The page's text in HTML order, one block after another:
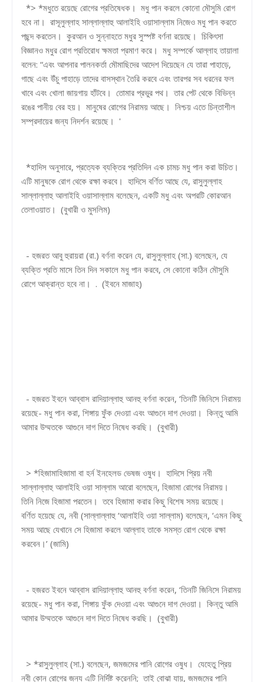
*> *মধুতে রয়েছে রোগের প্রতিষেধক। মধু পান করলে কোনো মৌসুমি রোগ
হবে না। রাসূলুল্লাহ সাল্লাল্লাহু আলাইহি ওয়াসাল্লাম নিজেও মধু পান করতে
পছন্দ করতেন। কুরআন ও সুন্নাহতে মধুর সুস্পষ্ট বর্ণনা রয়েছে। চিকিৎসা
বিজ্ঞানও মধুর রোগ প্রতিরোধ ক্ষমতা প্রমাণ করে। মধু সম্পর্কে আল্লাহ তায়ালা
বলেন: “এবং আপনার পালনকর্তা মৌমাছিদের আদেশ দিয়েছেন যে তারা পাহাড়ে,
গাছে এবং উঁচু পাহাড়ে তাদের বাসস্থান তৈরি করবে এবং তারপর সব ধরনের ফল
খাবে এবং খোলা জায়গায় হাঁটবে। তোমার প্রভুর পথ। তার পেট থেকে বিভিন্ন
রঙের পানীয় বের হয়। মানুষের রোগের নিরাময় আছে। নিশ্চয় এতে চিন্তাশীল
সম্প্রদায়ের জন্য নিদর্শন রয়েছে। '
*হাদিস অনুসারে, প্রত্যেক ব্যক্তির প্রতিদিন এক চামচ মধু পান করা উচিত।
এটি মানুষকে রোগ থেকে রক্ষা করবে। হাদিসে বর্ণিত আছে যে, রাসুলুল্লাহ
সাল্লাল্লাহু আলাইহি ওয়াসাল্লাম বলেছেন, একটি মধু এবং অপরটি কোরআন
তেলাওয়াত। (বুখারী ও মুসলিম)
- হজরত আবু হুরায়রা (রা.) বর্ণনা করেন যে, রাসুলুল্লাহ (সা.) বলেছেন, যে
ব্যক্তি প্রতি মাসে তিন দিন সকালে মধু পান করবে, সে কোনো কঠিন মৌসুমি
রোগে আক্রান্ত হবে না। . (ইবনে মাজাহ)
- হজরত ইবনে আব্বাস রাদিয়াল্লাহু আনহু বর্ণনা করেন, ‘তিনটি জিনিসে নিরাময়
রয়েছে- মধু পান করা, শিঙ্গায় ফুঁক দেওয়া এবং আগুনে দাগ দেওয়া। কিন্তু আমি
আমার উম্মতকে আগুনে দাগ দিতে নিষেধ করছি। (বুখারী)
> *হিজামাহিজামা বা হর্ন ইনহেলড ভেষজ ওষুধ। হাদিসে প্রিয় নবী
সাল্লাল্লাহু আলাইহি ওয়া সাল্লাম আরো বলেছেন, হিজামা রোগের নিরাময়।
তিনি নিজে হিজামা পরতেন। তবে হিজামা করার কিছু বিশেষ সময় রয়েছে।
বর্ণিত হয়েছে যে, নবী (সাল্লাল্লাহু ‘আলাইহি ওয়া সাল্লাম) বলেছেন, ‘এমন কিছু
সময় আছে যেখানে সে হিজামা করলে আল্লাহ তাকে সমস্ত রোগ থেকে রক্ষা
করবেন।’ (জামি)
- হজরত ইবনে আব্বাস রাদিয়াল্লাহু আনহু বর্ণনা করেন, ‘তিনটি জিনিসে নিরাময়
রয়েছে- মধু পান করা, শিঙ্গায় ফুঁক দেওয়া এবং আগুনে দাগ দেওয়া। কিন্তু আমি
আমার উম্মতকে আগুনে দাগ দিতে নিষেধ করছি। (বুখারী)
> *রাসুলুল্লাহ (সা.) বলেছেন, জমজমের পানি রোগের ওষুধ। যেহেতু প্রিয়
নবী কোন রোগের জন্য এটি নির্দিষ্ট করেননি; তাই বোঝা যায়, জমজমের পানি